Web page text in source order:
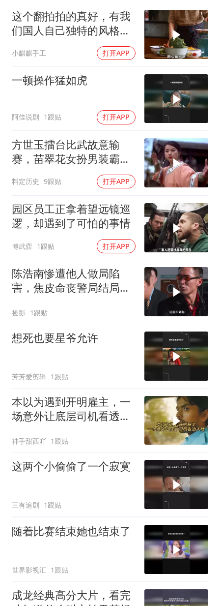
我国编制完成新版全月地质图
“深圳地面沉降致车辆损坏”不实
奋进开新局 实干挑大梁
这个翻拍拍的真好，有我
们国人自己独特的风格魅
小麒麒手工 打开APP
一顿操作猛如虎
阿佳说剧 1跟贴 打开APP
方世玉擂台比武故意输
赛，苗翠花女扮男装霸气
上台，开启精彩挑战
料定历史 9跟贴 打开APP
园区员工正拿着望远镜巡
逻，却遇到了可怕的事情
博武弈 1跟贴 打开APP
陈浩南惨遭他人做局陷
害，焦皮命丧警局结局悲
谋
捡影 1跟贴
想死也要星爷允许
芳芳爱剪辑 1跟贴
本以为遇到开明雇主，一
场意外让底层司机看透人
神手甜西吖 1跟贴
这两个小偷偷了一个寂寞
三有追剧 1跟贴
随着比赛结束她也结束了
世界影视汇 1跟贴
成龙经典高分大片，看完